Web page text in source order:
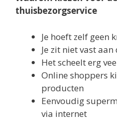
thuisbezorgservice
Je hoeft zelf geen
Je zit niet vast
Het scheelt erg
Online shoppers
producten
Eenvoudig
via internet